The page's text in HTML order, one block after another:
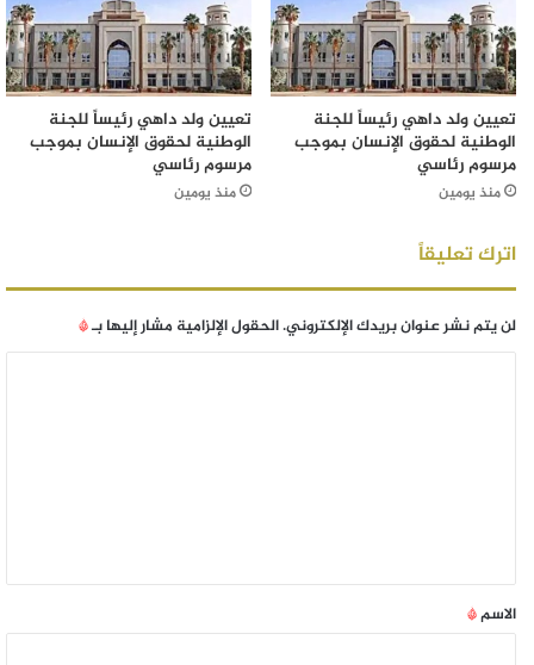
تعيين ولد داهي رئيساً للجنة
الوطنية لحقوق الإنسان بموجب
مرسوم رئاسي
منذ يومين
تعيين ولد داهي رئيساً للجنة
الوطنية لحقوق الإنسان بموجب
مرسوم رئاسي
منذ يومين
اترك تعليقاً
لن يتم نشر عنوان بريدك الإلكتروني.الحقول الإلزامية مشار إليها بـ*
الاسم*